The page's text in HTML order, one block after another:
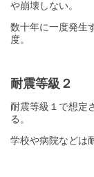
や崩壊しない。
数十年に一度発生
度。
耐震等級２
耐震等級１で想定
る。
学校や病院などは